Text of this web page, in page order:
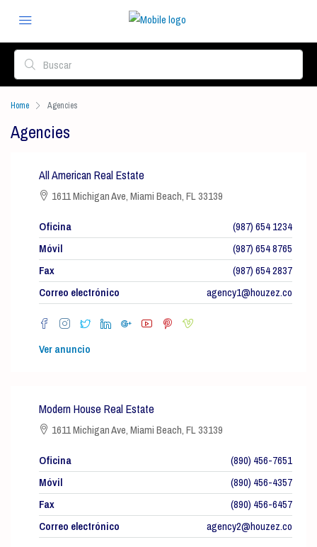
Home Agencies
Agencies
All American Real Estate
1611 Michigan Ave, Miami Beach, FL 33139
Oficina
(987) 654 1234
Móvil
(987) 654 8765
Fax
(987) 654 2837
Correo electrónico
agency1@houzez.co
Ver anuncio
Modern House Real Estate
1611 Michigan Ave, Miami Beach, FL 33139
Oficina
(890) 456-7651
Móvil
(890) 456-4357
Fax
(890) 456-6457
Correo electrónico
agency2@houzez.co